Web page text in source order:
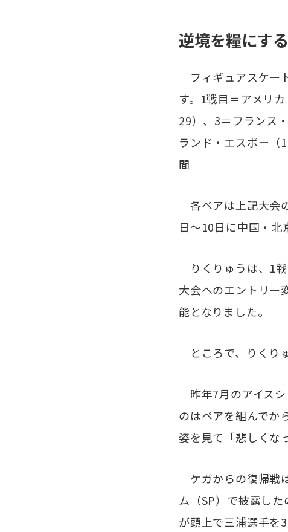
逆境を糧にす
フィギュアスケー
す。1戦目＝アメリ
29）、3＝フランス
ランド・エスボー
間
各ペアは上記大会
日～10日に中国・北
りくりゅうは、1
大会へのエントリー
能となりました。
ところで、りくり
昨年7月のアイス
のはペアを組んでか
姿を見て「悲しくな
ケガからの復帰戦
ム（SP）で披露し
が頭上で三浦選手を